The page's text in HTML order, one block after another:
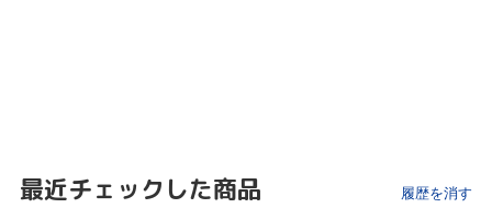
最近チェックした商品 履歴を消す